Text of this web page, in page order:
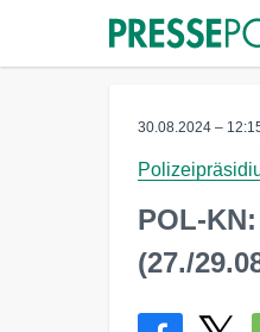
30.08.2024 –
POL-
(27./